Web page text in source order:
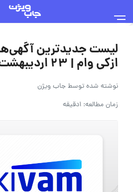
لیست جدیدترین
ازکی وام | 23 اردیبهشت ۱۴۰۵
نوشته شده توسطجاب ویژن
زمان مطالعه: 1دقیقه